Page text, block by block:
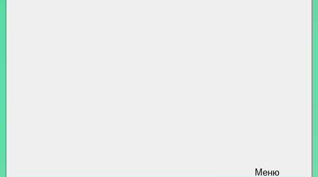
Меню